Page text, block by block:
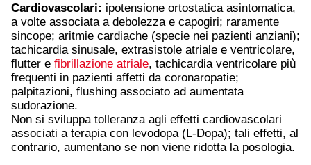
Cardiovascolari: ipotensione ortostatica asintomatica,
a volte associata a debolezza e capogiri; raramente
sincope; aritmie cardiache (specie nei pazienti anziani);
tachicardia sinusale, extrasistole atriale e ventricolare,
flutter e fibrillazione atriale, tachicardia ventricolare più
frequenti in pazienti affetti da coronaropatie;
palpitazioni, flushing associato ad aumentata
sudorazione.
Non si sviluppa tolleranza agli effetti cardiovascolari
associati a terapia con levodopa (L-Dopa); tali effetti, al
contrario, aumentano se non viene ridotta la posologia.